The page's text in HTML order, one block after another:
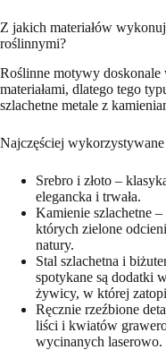
Z jakich materiałów
roślinnymi?
Roślinne motywy doskonale
materiałami, dlatego tego
szlachetne metale z
Najczęściej wykorzystywane
Srebro i złoto –
elegancka i trwała.
Kamienie szlachetne
których zielone
natury.
Stal szlachetna i
spotykane są dodatki
żywicy, w której
Ręcznie rzeźbione
liści i kwiatów
wycinanych laserowo.